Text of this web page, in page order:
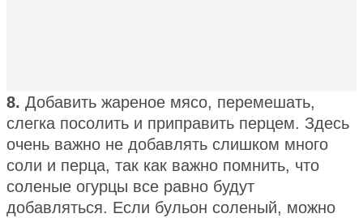
8. Добавить жареное мясо, перемешать,
слегка посолить и приправить перцем. Здесь
очень важно не добавлять слишком много
соли и перца, так как важно помнить, что
соленые огурцы все равно будут
добавляться. Если бульон соленый, можно